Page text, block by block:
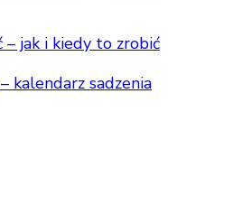
– jak i kiedy to zrobić
kalendarz sadzenia